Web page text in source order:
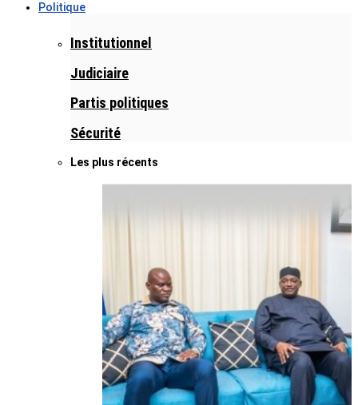
Politique
Institutionnel
Judiciaire
Partis politiques
Sécurité
Les plus récents